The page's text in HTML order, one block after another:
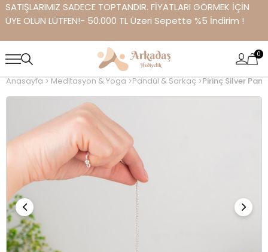
SATIŞLARIMIZ SADECE TOPTANDIR. FİYATLARI GÖRMEK İÇİN
ÜYE OLUN LÜTFEN!- 50.000 TL Üzeri Sepette %5 İndirim !
0
Anasayfa Meditasyon & Yoga Pandül & Sarkaç Pirinç Silver